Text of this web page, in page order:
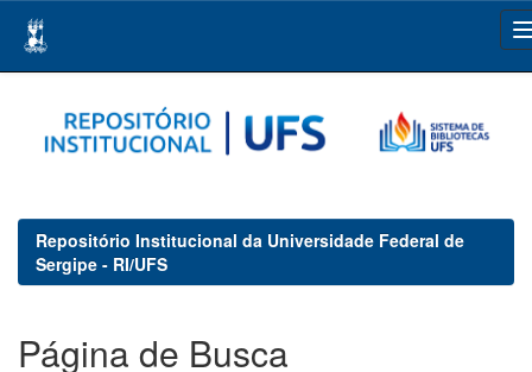
navigation
Repositório Institucional da Universidade Federal de
Sergipe - RI/UFS
Página de Busca